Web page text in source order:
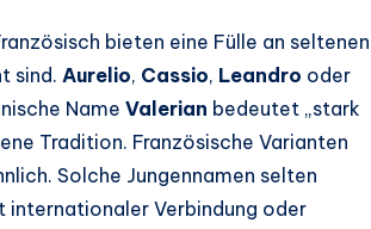
bieten eine Fülle an seltenen
sind. Aurelio, Cassio, Leandro oder
Name Valerian bedeutet „stark
Tradition. Französische Varianten
Solche Jungennamen selten
internationaler Verbindung oder